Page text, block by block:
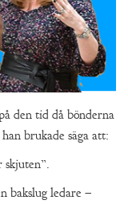
den tid då bönderna
brukade säga att:
skjuten”.
bakslug ledare –